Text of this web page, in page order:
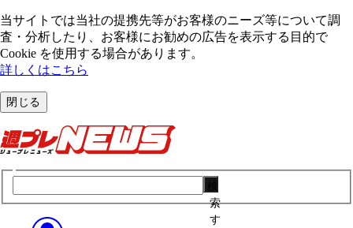
当サイトでは当社の提携先等がお客様のニーズ等について調
査・分析したり、お客様にお勧めの広告を表⽰する⽬的で
Cookie を使⽤する場合があります。
詳しくはこちら
閉じる
索
す